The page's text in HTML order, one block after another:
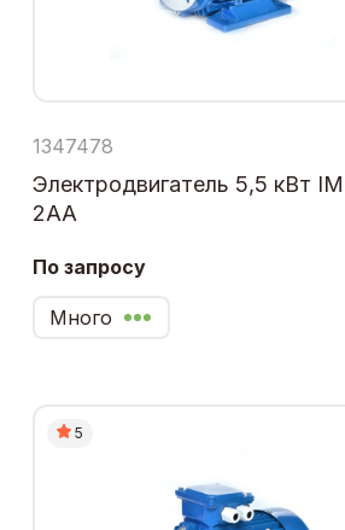
1347478
Электродвигатель 5,5 кВт
2AA
По запросу
Много
5